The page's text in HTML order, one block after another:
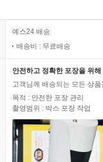
예스24 배송
배송비 : 무료배송
안전하고 정확한 포장을 위
고객님께 배송되는 모든 상
목적 : 안전한 포장 관리
촬영범위 : 박스 포장 작업